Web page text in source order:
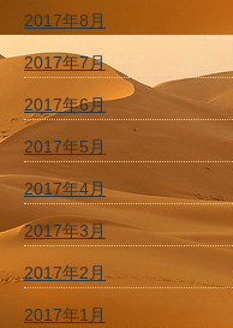
2017年8月
2017年7月
2017年6月
2017年5月
2017年4月
2017年3月
2017年2月
2017年1月